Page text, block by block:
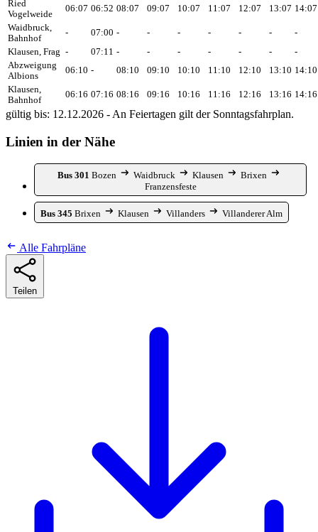
Ried
Vogelweide
06:07 06:52 08:07 09:07 10:07 11:07 12:07 13:07 14:07
Waidbruck,
Bahnhof
- 07:00 - - - - - -
-
Klausen, Frag - 07:11 - - - - - -
-
Abzweigung
Albions
06:10 - 08:10 09:10 10:10 11:10 12:10 13:10 14:10
Klausen,
Bahnhof
06:16 07:16 08:16 09:16 10:16 11:16 12:16 13:16 14:16
gültig bis: 12.12.2026 - An Feiertagen gilt der Sonntagsfahrplan.
Linien in der Nähe
Bus 301 Bozen Waidbruck Klausen
Brixen
Franzensfeste
Bus 345 Brixen Klausen Villanders Villanderer Alm
Alle Fahrpläne
Teilen